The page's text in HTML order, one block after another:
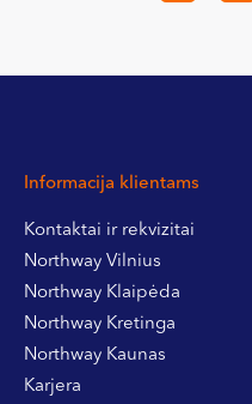
Informacija klientams
Kontaktai ir rekvizitai
Northway Vilnius
Northway Klaipėda
Northway Kretinga
Northway Kaunas
Karjera